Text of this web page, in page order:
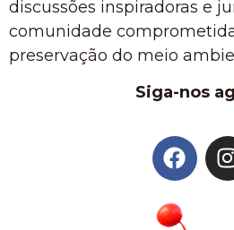
discussões inspiradoras e
comunidade
preservação do meio
Siga-nos